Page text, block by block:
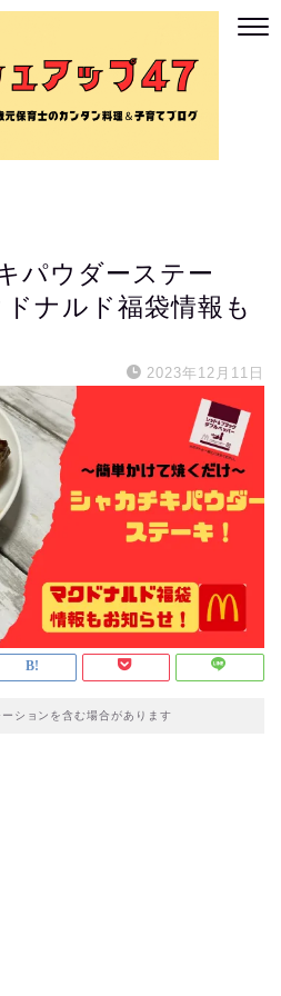
パウダーステー
ナルド福袋情報も
2023年12月11日
ションを含む場合があります